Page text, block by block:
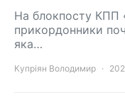
На блокпосту КПП
прикордонники
яка…
Купріян Володимир